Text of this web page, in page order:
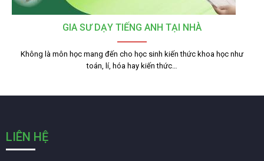
GIA SƯ DẠY TIẾNG ANH TẠI NHÀ
Không là môn học mang đến cho học sinh kiến thức khoa học như
toán, lí, hóa hay kiến thức…
LIÊN HỆ